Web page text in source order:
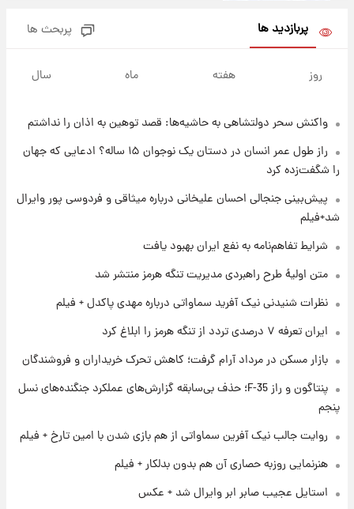
شد
۱ روز پیش
شاهین، کوییک، اطلس، سهند و ساینا با اقساط
۱ روز پیش
۱ روز پیش
فال حافظ پنجشنبه ۱۵ مرداد ماه ۱۴۰۵
فال قهوه روزانه پنجشنبه ۱۵ مرداد ماه ۱۴۰۵
فال روزانه واقعی پنجشنبه ۱۵ مرداد ۱۴۰۵
پربازدید ها پربحث ها
روز هفته ماه سال
واکنش سحر دولتشاهی به حاشیه‌ها: قصد توهین به اذان را نداشتم
راز طول عمر انسان در دستان یک نوجوان ۱۵ ساله؟ ادعایی که جهان
را شگفت‌زده کرد
پیش‌بینی جنجالی احسان علیخانی درباره میثاقی و فردوسی پور وایرال
شد+فیلم
شرایط تفاهم‌نامه به نفع ایران بهبود یافت
متن اولیۀ طرح راهبردی مدیریت تنگه هرمز منتشر شد
نظرات شنیدنی نیک آفرید سماواتی درباره مهدی پاکدل + فیلم
ایران تعرفه ۷ درصدی تردد از تنگه هرمز را ابلاغ کرد
بازار مسکن در مرداد آرام گرفت؛ کاهش تحرک خریداران و فروشندگان
پنتاگون و راز F-35؛ حذف بی‌سابقه گزارش‌های عملکرد جنگنده‌های نسل
پنجم
روایت جالب نیک آفرین سماواتی از هم بازی شدن با امین تارخ + فیلم
هنرنمایی روزبه حصاری آن هم بدون بدلکار + فیلم
استایل عجیب صابر ابر وایرال شد + عکس